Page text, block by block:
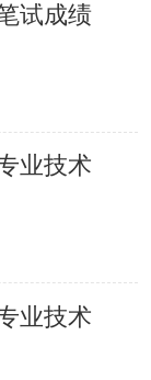
试成绩
业技术
业技术